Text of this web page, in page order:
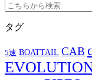
タグ
5速 BOATTAIL CAB